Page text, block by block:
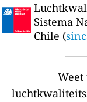
Sistema
Chile (